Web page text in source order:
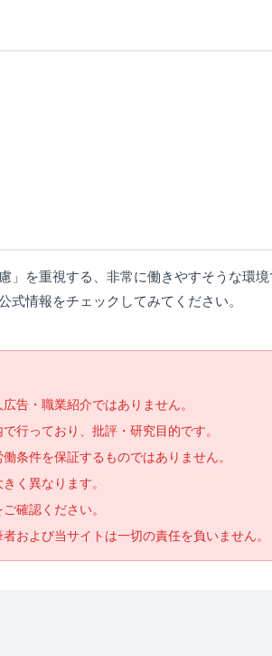
」を重視する、非常に働きやすそうな環
情報をチェックしてみてください。
告・職業紹介ではありません。
行っており、批評・研究目的です。
条件を保証するものではありません。
く異なります。
確認ください。
および当サイトは一切の責任を負いません。